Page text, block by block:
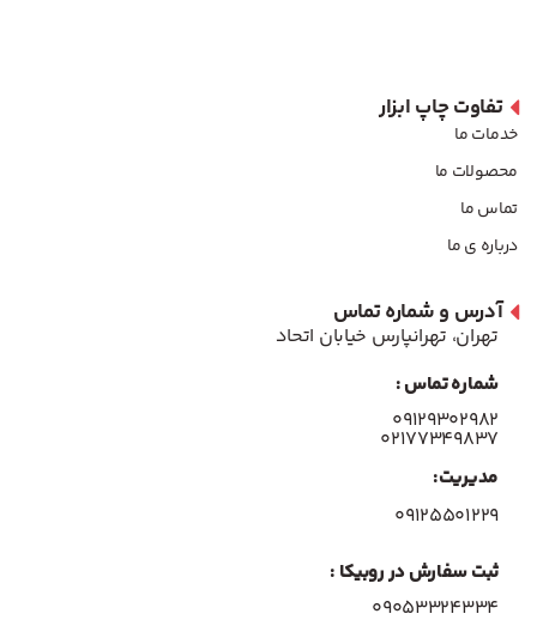
تفاوت چاپ ابزار
خدمات ما
محصولات ما
تماس ما
درباره ی ما
آدرس و شماره تماس
تهران، تهرانپارس خیابان اتحاد
شماره تماس :
۰۹۱۲۹۳۰۲۹۸۲
۰۲۱۷۷۳۴۹۸۳۷
مدیریت:
۰۹۱۲۵۵۰۱۲۲۹
ثبت سفارش در روبیکا :
09053324334